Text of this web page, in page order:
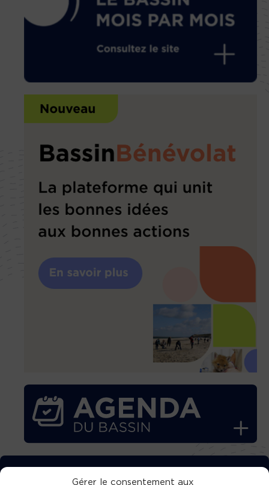
Gérer le consentement aux